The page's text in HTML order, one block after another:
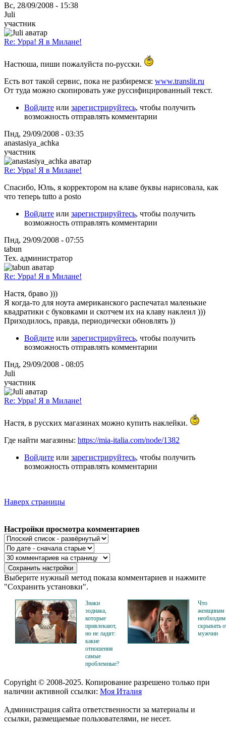
Вс, 28/09/2008 - 15:38
Juli
участник
Re: Урра! Я в Милане!
Настюша, пиши пожалуйста по-русски.
Есть вот такой сервис, пока не разбиремся: www.translit.ru
От туда можно скопировать уже руссифицированный текст.
Войдите или зарегистрируйтесь, чтобы получить
возможность отправлять комментарии
Пнд, 29/09/2008 - 03:35
anastasiya_achka
участник
Re: Урра! Я в Милане!
Спасибо, Юль, я корректором на клаве буквы нарисовала, как
что теперь tutto a posto
Войдите или зарегистрируйтесь, чтобы получить
возможность отправлять комментарии
Пнд, 29/09/2008 - 07:55
tabun
Тех. администратор
Re: Урра! Я в Милане!
Настя, браво )))
Я когда-то для ноута американского распечатал маленькие
квадратики с буковками и скотчем их на клаву наклеил )))
Приходилось, правда, периодически обновлять ))
Войдите или зарегистрируйтесь, чтобы получить
возможность отправлять комментарии
Пнд, 29/09/2008 - 08:05
Juli
участник
Re: Урра! Я в Милане!
Настя, в русских магазинах можно купить наклейки.
Где найти магазины: https://mia-italia.com/node/1382
Войдите или зарегистрируйтесь, чтобы получить
возможность отправлять комментарии
Наверх страницы
Настройки просмотра комментариев
Выберите нужный метод показа комментариев и нажмите
"Сохранить установки".
Знаки
зодиака,
которые
привлекают,
но не ладят:
какие
отношения
самые
проблемные?
Что
женщинам
скрывать
мужчин
Copyright © 2008-2025. Копирование разрешено только при
наличии активной ссылки: Моя Италия
Администрация сайта ответственности за материалы и
ссылки, размещаемые пользователями, не несет.